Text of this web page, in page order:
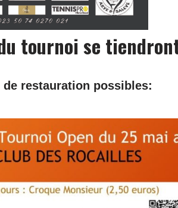
tournoi se
restauration possibles: